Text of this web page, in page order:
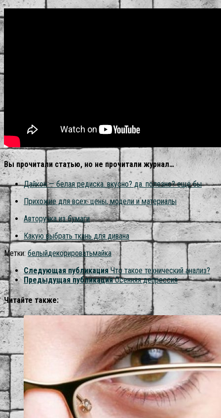
Вы прочитали статью, но не прочитали журнал…
Дайкон — белая редиска. вкусно? да. полезно? ещё бы
Прихожие для всех: цены, модели и материалы
Авторучка из бумаги
Какую выбрать ткань для дивана
Метки: белыйдекорироватьмайка
Следующая публикация Что такое технический анализ?
Предыдущая публикация Осенняя депрессия
Читайте также: